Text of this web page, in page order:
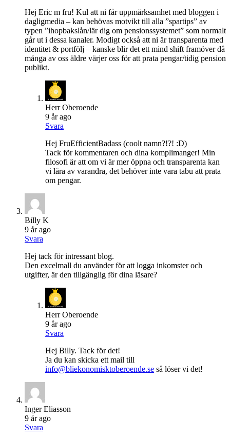
Hej Eric m fru! Kul att ni får uppmärksamhet med bloggen i
dagligmedia – kan behövas motvikt till alla ”spartips” av
typen ”ihopbakslån/lär dig om pensionssystemet” som normalt
går ut i dessa kanaler. Modigt också att ni är transparenta med
identitet & portfölj – kanske blir det ett mind shift framöver då
många av oss äldre värjer oss för att prata pengar/tidig pension
publikt.
Herr Oberoende
9 år ago
Svara
Hej FruEfficientBadass (coolt namn?!?! :D)
Tack för kommentaren och dina komplimanger! Min
filosofi är att om vi är mer öppna och transparenta kan
vi lära av varandra, det behöver inte vara tabu att prata
om pengar.
Billy K
9 år ago
Svara
Hej tack för intressant blog.
Den excelmall du använder för att logga inkomster och
utgifter, är den tillgänglig för dina läsare?
Herr Oberoende
9 år ago
Svara
Hej Billy. Tack för det!
Ja du kan skicka ett mail till
info@bliekonomisktoberoende.se så löser vi det!
Inger Eliasson
9 år ago
Svara